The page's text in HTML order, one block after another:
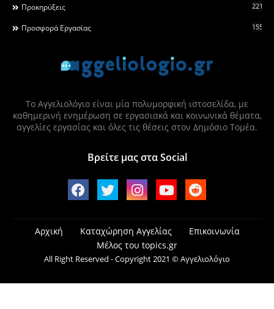
Προκηρύξεις 2215
Προσφορά Εργασίας 155
Το Αγγελιολόγιο είναι μία πολυμορφική ιστοσελίδα, με
καθημερινή ενημέρωση σε εργασιακά και κοινωνικά θέματα,
αγγελίες εργασίας και όλες τις θέσεις στον Δημόσιο Τομέα.
Βρείτε μας στα Social
Αρχική Καταχώρηση Αγγελίας
Επικοινωνία
Μέλος του topics.gr
All Right Reserved - Copyright 2021 © Αγγελιολόγιο